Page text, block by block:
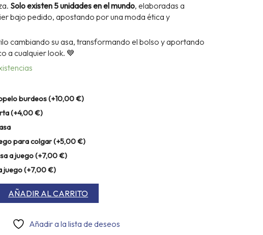
Solo existen 5 unidades en el mundo, elaboradas a
bajo pedido, apostando por una moda ética y
cambiando su asa, transformando el bolso y aportando
a cualquier look. 💙
burdeos(+10,00€)
(+4,00€)
para colgar(+5,00€)
a juego(+7,00€)
juego(+7,00€)
AÑADIR AL CARRITO
Añadir a la lista de deseos